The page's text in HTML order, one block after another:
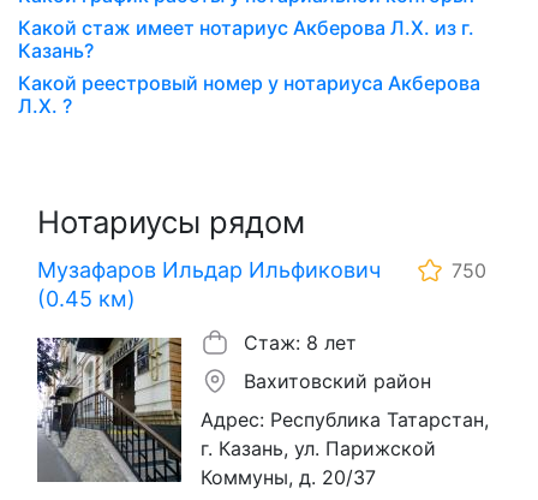
Какой стаж имеет нотариус Акберова Л.Х. из г.
Казань?
Какой реестровый номер у нотариуса Акберова
Л.Х. ?
Нотариусы рядом
Музафаров Ильдар Ильфикович
(0.45 км)
750
Стаж: 8 лет
Вахитовский район
Адрес: Республика Татарстан,
г. Казань, ул. Парижской
Коммуны, д. 20/37